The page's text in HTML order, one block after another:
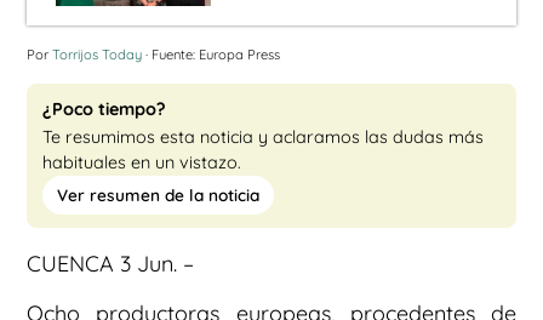
Por Torrijos Today · Fuente: Europa Press
¿Poco tiempo?
Te resumimos esta noticia y aclaramos las dudas más
habituales en un vistazo.
Ver resumen de la noticia
CUENCA 3 Jun. –
Ocho productoras europeas, procedentes de